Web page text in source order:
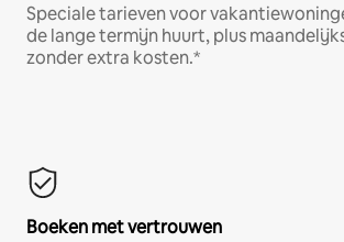
Speciale tarieven voor
de lange termijn huurt, plus
zonder extra kosten.*
Boeken met vertrouwen